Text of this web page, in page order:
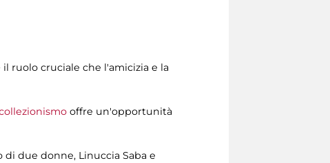
ruolo cruciale che l'amicizia e la
offre un'opportunità
di due donne, Linuccia Saba e